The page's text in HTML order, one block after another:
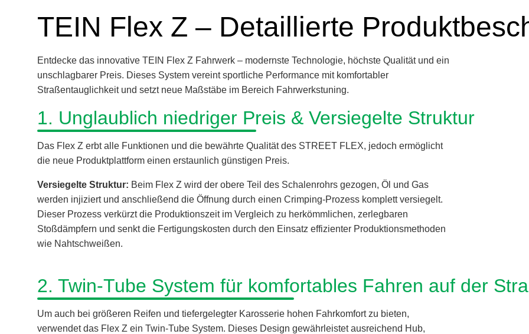
TEIN Flex Z – Detaillierte
Entdecke das innovative TEIN Flex Z Fahrwerk – modernste Technologie, höchste Qualität und ein
unschlagbarer Preis. Dieses System vereint sportliche Performance mit komfortabler
Straßentauglichkeit und setzt neue Maßstäbe im Bereich Fahrwerkstuning.
1. Unglaublich niedriger Preis & Versiegelte Struktur
Das Flex Z erbt alle Funktionen und die bewährte Qualität des STREET FLEX, jedoch ermöglicht
die neue Produktplattform einen erstaunlich günstigen Preis.
Versiegelte Struktur: Beim Flex Z wird der obere Teil des Schalenrohrs gezogen, Öl und Gas
werden injiziert und anschließend die Öffnung durch einen Crimping-Prozess komplett versiegelt.
Dieser Prozess verkürzt die Produktionszeit im Vergleich zu herkömmlichen, zerlegbaren
Stoßdämpfern und senkt die Fertigungskosten durch den Einsatz effizienter Produktionsmethoden
wie Nahtschweißen.
2. Twin-Tube System für komfortables Fahren auf der
Um auch bei größeren Reifen und tiefergelegter Karosserie hohen Fahrkomfort zu bieten,
verwendet das Flex Z ein Twin-Tube System. Dieses Design gewährleistet ausreichend Hub,